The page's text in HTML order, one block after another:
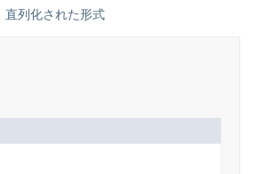
直列化された形式